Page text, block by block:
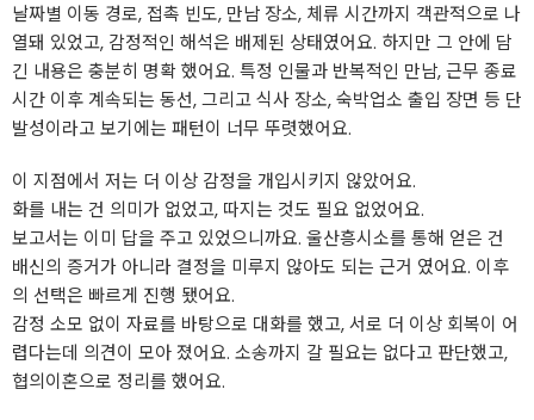
날짜별 이동 경로, 접촉 빈도, 만남 장소, 체류 시간까지 객관적으로 나
열돼 있었고, 감정적인 해석은 배제된 상태였어요. 하지만 그 안에 담
긴 내용은 충분히 명확 했어요. 특정 인물과 반복적인 만남, 근무 종료
시간 이후 계속되는 동선, 그리고 식사 장소, 숙박업소 출입 장면 등 단
발성이라고 보기에는 패턴이 너무 뚜렷했어요.
이 지점에서 저는 더 이상 감정을 개입시키지 않았어요.
화를 내는 건 의미가 없었고, 따지는 것도 필요 없었어요.
보고서는 이미 답을 주고 있었으니까요. 울산흥시소를 통해 얻은 건
배신의 증거가 아니라 결정을 미루지 않아도 되는 근거 였어요. 이후
의 선택은 빠르게 진행 됐어요.
감정 소모 없이 자료를 바탕으로 대화를 했고, 서로 더 이상 회복이 어
렵다는데 의견이 모아 졌어요. 소송까지 갈 필요는 없다고 판단했고,
협의이혼으로 정리를 했어요.